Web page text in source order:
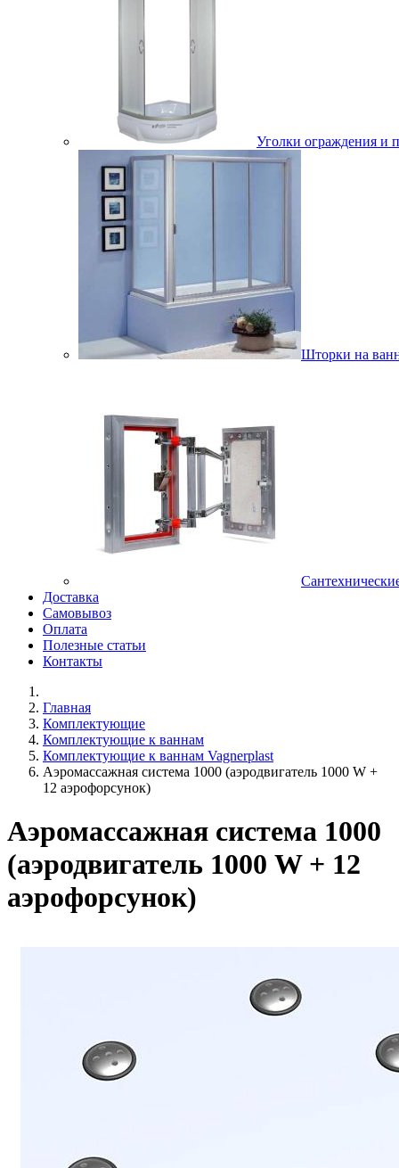
Уголки ограждения и
Шторки на
Доставка
Самовывоз
Оплата
Полезные статьи
Контакты
Главная
Комплектующие
Комплектующие к ваннам
Комплектующие к ваннам Vagnerplast
Аэромассажная система 1000 (аэродвигатель 1000 W +
12 аэрофорсунок)
Аэромассажная система 1000
(аэродвигатель 1000 W + 12
аэрофорсунок)